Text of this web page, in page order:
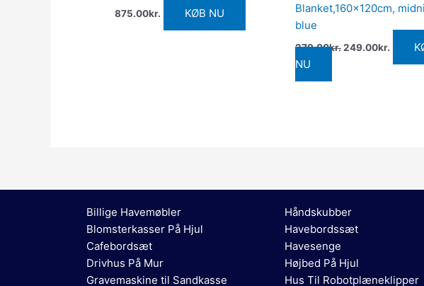
875.00kr. KØB NU
Blanket,160x120cm,
blue
279.00kr.249.00kr.
NU
Billige Havemøbler
Blomsterkasser På Hjul
Cafebordsæt
Drivhus På Mur
Gravemaskine til Sandkasse
Håndskubber
Havebordssæt
Havesenge
Højbed På Hjul
Hus Til Robotplæneklipper